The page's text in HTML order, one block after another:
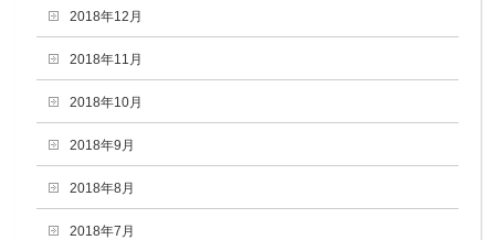
2018年12月
2018年11月
2018年10月
2018年9月
2018年8月
2018年7月